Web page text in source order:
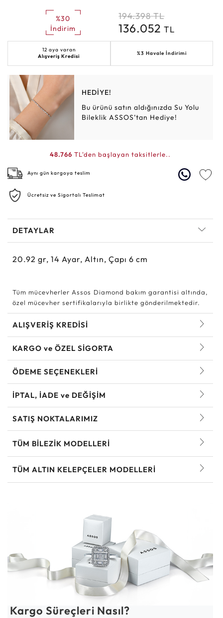
%30
İndirim
194.398 TL
136.052TL
12 aya varan
Alışveriş Kredisi
%3 Havale İndirimi
HEDİYE!
Bu ürünü satın aldığınızda Su Yolu
Bileklik ASSOS’tan Hediye!
48.766 TL'den başlayan taksitlerle..
Aynı gün kargoya teslim
Ücretsiz ve Sigortalı Teslimat
DETAYLAR
20.92 gr, 14 Ayar, Altın, Çapı 6 cm
Tüm mücevherler Assos Diamond bakım garantisi altında,
özel mücevher sertifikalarıyla birlikte gönderilmektedir.
ALIŞVERİŞ KREDİSİ
KARGO ve ÖZEL SİGORTA
ÖDEME SEÇENEKLERİ
İPTAL, İADE ve DEĞİŞİM
SATIŞ NOKTALARIMIZ
TÜM BILEZIK MODELLERI
TÜM ALTIN KELEPÇELER MODELLERI
Kargo Süreçleri Nasıl?